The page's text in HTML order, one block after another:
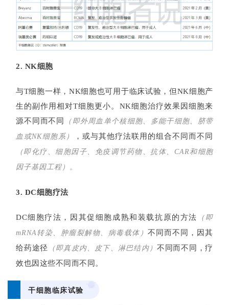
首
页
行
资
讯
医
床
转
化
登录 注册
2. NK细胞
与T细胞一样，NK细胞也可用于临床试验，但NK细胞产
生的副作用相对T细胞更小。NK细胞治疗效果因细胞来
源不同而不同
（即外周血单个核细胞、多能干细胞、脐带
血或NK细胞系）
，或与其他疗法联用 的组合不同而不同
（即化疗、细胞因子、免疫调节药物、抗体、CAR和细胞
因子基因工程）。
3. DC细胞疗法
DC细胞疗法，因其促细胞成熟和装载抗原的方法
（即
mRNA转染、肿瘤裂解物、病毒载体）不同而不同，因其
给药途径 （即真皮内、皮下、淋巴结内） 不同而不同，疗
效也因这些不同而不同。
干细胞临床试验